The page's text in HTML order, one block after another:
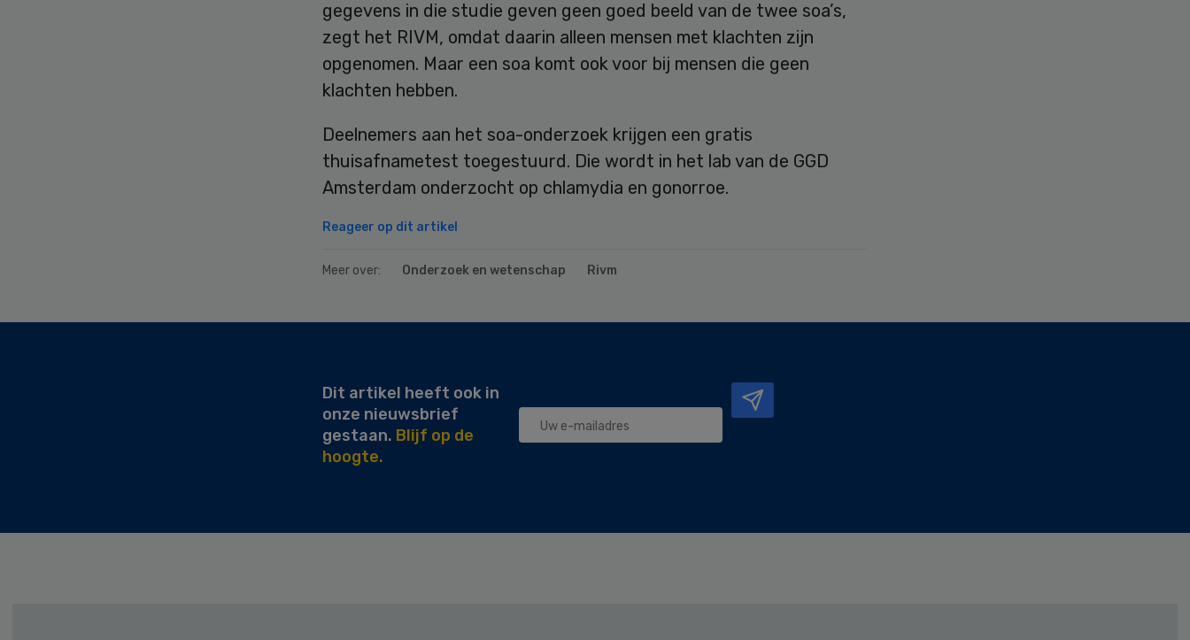
gegevens in die studie geven geen goed beeld van de twee soa’s,
zegt het RIVM, omdat daarin alleen mensen met klachten zijn
opgenomen. Maar een soa komt ook voor bij mensen die geen
klachten hebben.
Deelnemers aan het soa-onderzoek krijgen een gratis
thuisafnametest toegestuurd. Die wordt in het lab van de GGD
Amsterdam onderzocht op chlamydia en gonorroe.
Reageer op dit artikel
Meer over: Onderzoek en wetenschap Rivm
Dit artikel heeft ook in
onze nieuwsbrief
gestaan. Blijf op de
hoogte.